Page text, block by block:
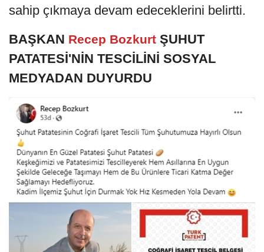
sahip çıkmaya devam edeceklerini belirtti.
BAŞKAN Recep Bozkurt ŞUHUT
PATATESİ'NİN TESCİLİNİ SOSYAL
MEDYADAN DUYURDU